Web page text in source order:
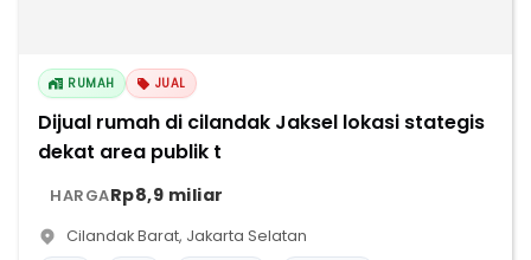
RUMAH JUAL
Dijual rumah di cilandak Jaksel lokasi stategis
dekat area publik t
HARGARp8,9 miliar
Cilandak Barat, Jakarta Selatan